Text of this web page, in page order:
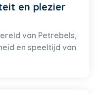
en plezier
van Petrebels,
en speeltijd van